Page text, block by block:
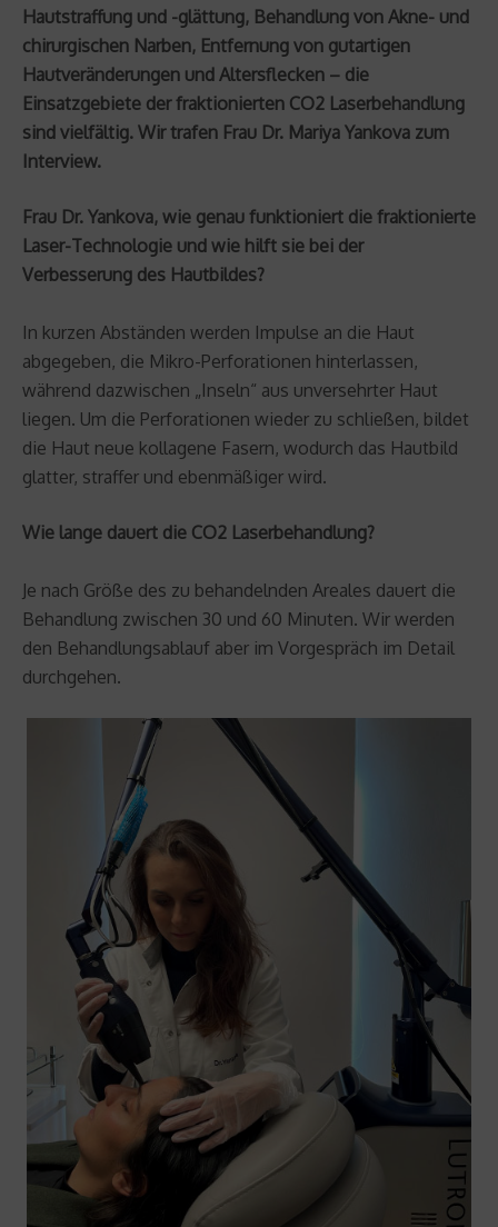
Hautstraffung und -glättung, Behandlung von Akne- und
chirurgischen Narben, Entfernung von gutartigen
Hautveränderungen und Altersflecken – die
Einsatzgebiete der fraktionierten CO2 Laserbehandlung
sind vielfältig. Wir trafen Frau Dr. Mariya Yankova zum
Interview.
Frau Dr. Yankova, wie genau funktioniert die fraktionierte
Laser-Technologie und wie hilft sie bei der
Verbesserung des Hautbildes?
In kurzen Abständen werden Impulse an die Haut
abgegeben, die Mikro-Perforationen hinterlassen,
während dazwischen „Inseln“ aus unversehrter Haut
liegen. Um die Perforationen wieder zu schließen, bildet
die Haut neue kollagene Fasern, wodurch das Hautbild
glatter, straffer und ebenmäßiger wird.
Wie lange dauert die CO2 Laserbehandlung?
Je nach Größe des zu behandelnden Areales dauert die
Behandlung zwischen 30 und 60 Minuten. Wir werden
den Behandlungsablauf aber im Vorgespräch im Detail
durchgehen.